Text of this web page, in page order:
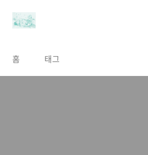
홈 태그